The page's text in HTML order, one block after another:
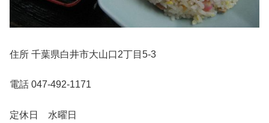
住所 千葉県白井市大山口2丁目5-3
電話 047-492-1171
定休日 水曜日